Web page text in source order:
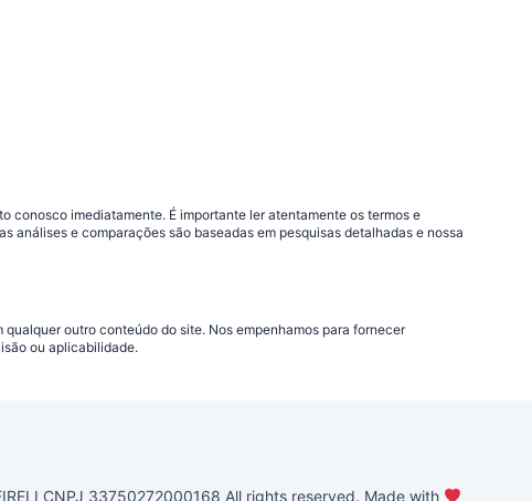
conosco imediatamente. É importante ler atentamente os termos e
e comparações são baseadas em pesquisas detalhadas e nossa
outro conteúdo do site. Nos empenhamos para fornecer
ou aplicabilidade.
CNPJ 33750272000168 All rights reserved. Made with